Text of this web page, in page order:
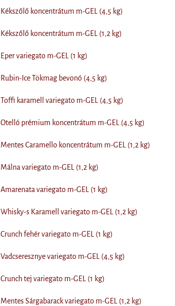
Kékszőlő koncentrátum m-GEL (4,5 kg)
Kékszőlő koncentrátum m-GEL (1,2 kg)
Eper variegato m-GEL (1 kg)
Rubin-Ice Tökmag bevonó (4,5 kg)
Toffi karamell variegato m-GEL (4,5 kg)
Otelló prémium koncentrátum m-GEL (4,5 kg)
Mentes Caramello koncentrátum m-GEL (1,2 kg)
Málna variegato m-GEL (1,2 kg)
Amarenata variegato m-GEL (1 kg)
Whisky-s Karamell variegato m-GEL (1,2 kg)
Crunch fehér variegato m-GEL (1 kg)
Vadcseresznye variegato m-GEL (4,5 kg)
Crunch tej variegato m-GEL (1 kg)
Mentes Sárgabarack variegato m-GEL (1,2 kg)